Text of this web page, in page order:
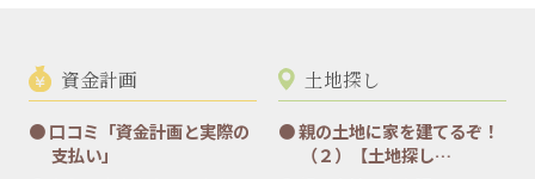
資金計画
口コミ「資金計画と実際の
支払い」
土地探し
親の土地に家を建てるぞ！
（２）【土地探し…